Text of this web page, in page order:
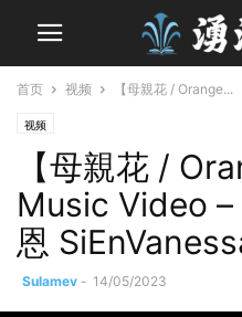
首页 视频 【母親花 / Orange...
视频
【母親花 /
Music Video –
恩
Sulamev - 14/05/2023